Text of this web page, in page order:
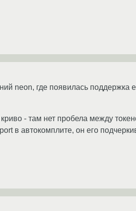
neon, где появилась поддержка
- там нет пробела между
в автокомплите, он его